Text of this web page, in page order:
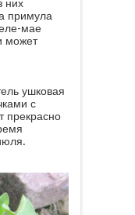
них
примула
мае
может
ушковая
с
прекрасно